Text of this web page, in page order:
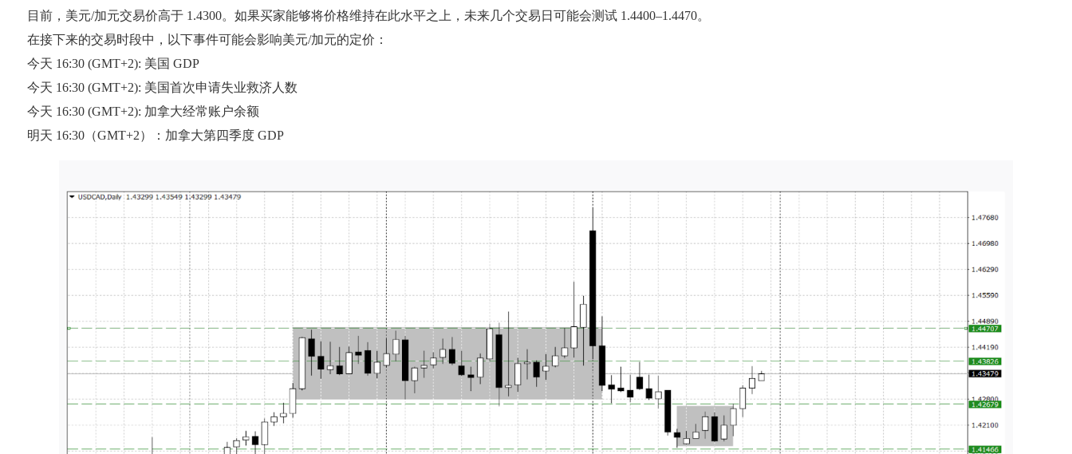
目前，美元/加元交易价高于 1.4300。如果买家能够将价格维持在此水平之上，未来几个交易日可能会测试 1.4400–1.4470。
在接下来的交易时段中，以下事件可能会影响美元/加元的定价：
今天 16:30 (GMT+2): 美国 GDP
今天 16:30 (GMT+2): 美国首次申请失业救济人数
今天 16:30 (GMT+2): 加拿大经常账户余额
明天 16:30（GMT+2）：加拿大第四季度 GDP